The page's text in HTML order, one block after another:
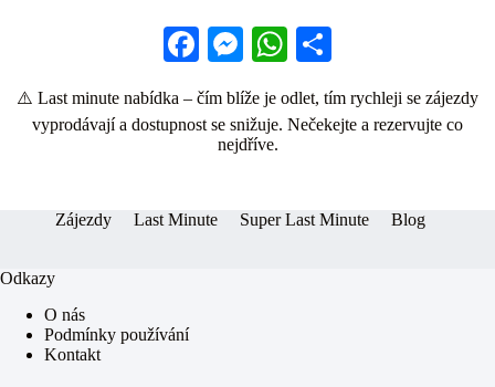
Fa
bo
ok
M
se
ng
W
ts re
⚠️ Last minute nabídka – čím blíže je odlet, tím rychleji se zájezdy
vyprodávají a dostupnost se snižuje. Nečekejte a rezervujte co
nejdříve.
Zájezdy Last Minute Super Last Minute Blog
Odkazy
O nás
Podmínky používání
Kontakt